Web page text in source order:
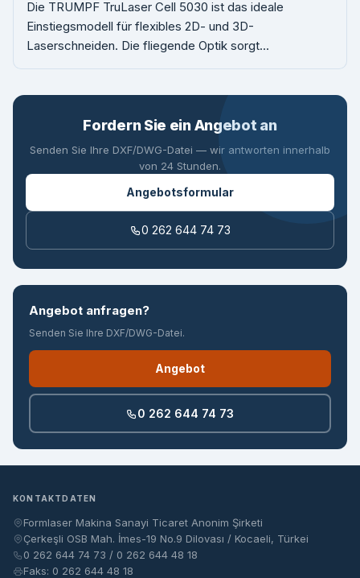
Angebot anfragen?
Senden Sie Ihre DXF/DWG-Datei.
Angebot
0 262 644 74 73
Die TRUMPF TruLaser Cell 5030 ist das ideale
Einstiegsmodell für flexibles 2D- und 3D-
Laserschneiden. Die fliegende Optik sorgt...
Fordern Sie ein Angebot an
Senden Sie Ihre DXF/DWG-Datei — wir antworten innerhalb
von 24 Stunden.
Angebotsformular
0 262 644 74 73
KONTAKTDATEN
Formlaser Makina Sanayi Ticaret Anonim Şirketi
Çerkeşli OSB Mah. İmes-19 No.9 Dilovası / Kocaeli, Türkei
0 262 644 74 73 / 0 262 644 48 18
Faks: 0 262 644 48 18